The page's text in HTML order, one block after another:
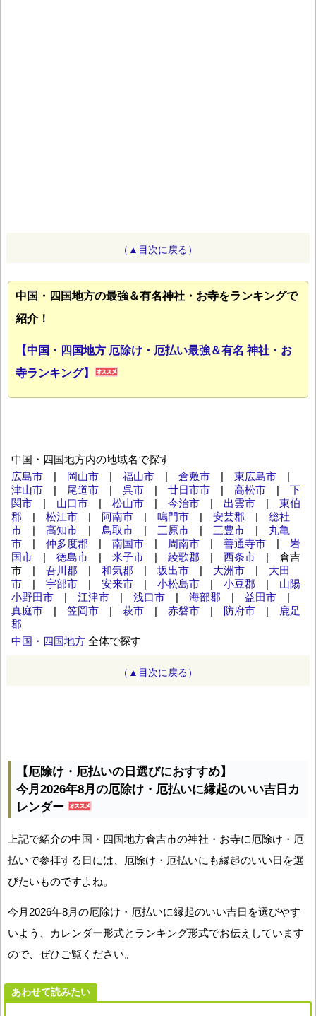
（▲目次に戻る）
中国・四国地方の最強＆有名神社・お寺をランキングで
紹介！
【中国・四国地方 厄除け・厄払い最強＆有名 神社・お
寺ランキング】
中国・四国地方内の地域名で探す
広島市 | 岡山市 | 福山市 | 倉敷市 | 東広島市 |
津山市 | 尾道市 | 呉市 | 廿日市市 | 高松市 | 下
関市 | 山口市 | 松山市 | 今治市 | 出雲市 | 東伯
郡 | 松江市 | 阿南市 | 鳴門市 | 安芸郡 | 総社
市 | 高知市 | 鳥取市 | 三原市 | 三豊市 | 丸亀
市 | 仲多度郡 | 南国市 | 周南市 | 善通寺市 | 岩
国市 | 徳島市 | 米子市 | 綾歌郡 | 西条市 | 倉吉
市 | 吾川郡 | 和気郡 | 坂出市 | 大洲市 | 大田
市 | 宇部市 | 安来市 | 小松島市 | 小豆郡 | 山陽
小野田市 | 江津市 | 浅口市 | 海部郡 | 益田市 |
真庭市 | 笠岡市 | 萩市 | 赤磐市 | 防府市 |
鹿足
郡
中国・四国地方 全体で探す
（▲目次に戻る）
【厄除け・厄払いの日選びにおすすめ】
今月2026年8月の厄除け・厄払いに縁起のいい吉日カ
レンダー
上記で紹介の中国・四国地方倉吉市の神社・お寺に厄除け・厄
払いで参拝する日には、厄除け・厄払いにも縁起のいい日を選
びたいものですよね。
今月2026年8月の厄除け・厄払いに縁起のいい吉日を選びやす
いよう、カレンダー形式とランキング形式でお伝えしています
ので、ぜひご覧ください。
あわせて読みたい